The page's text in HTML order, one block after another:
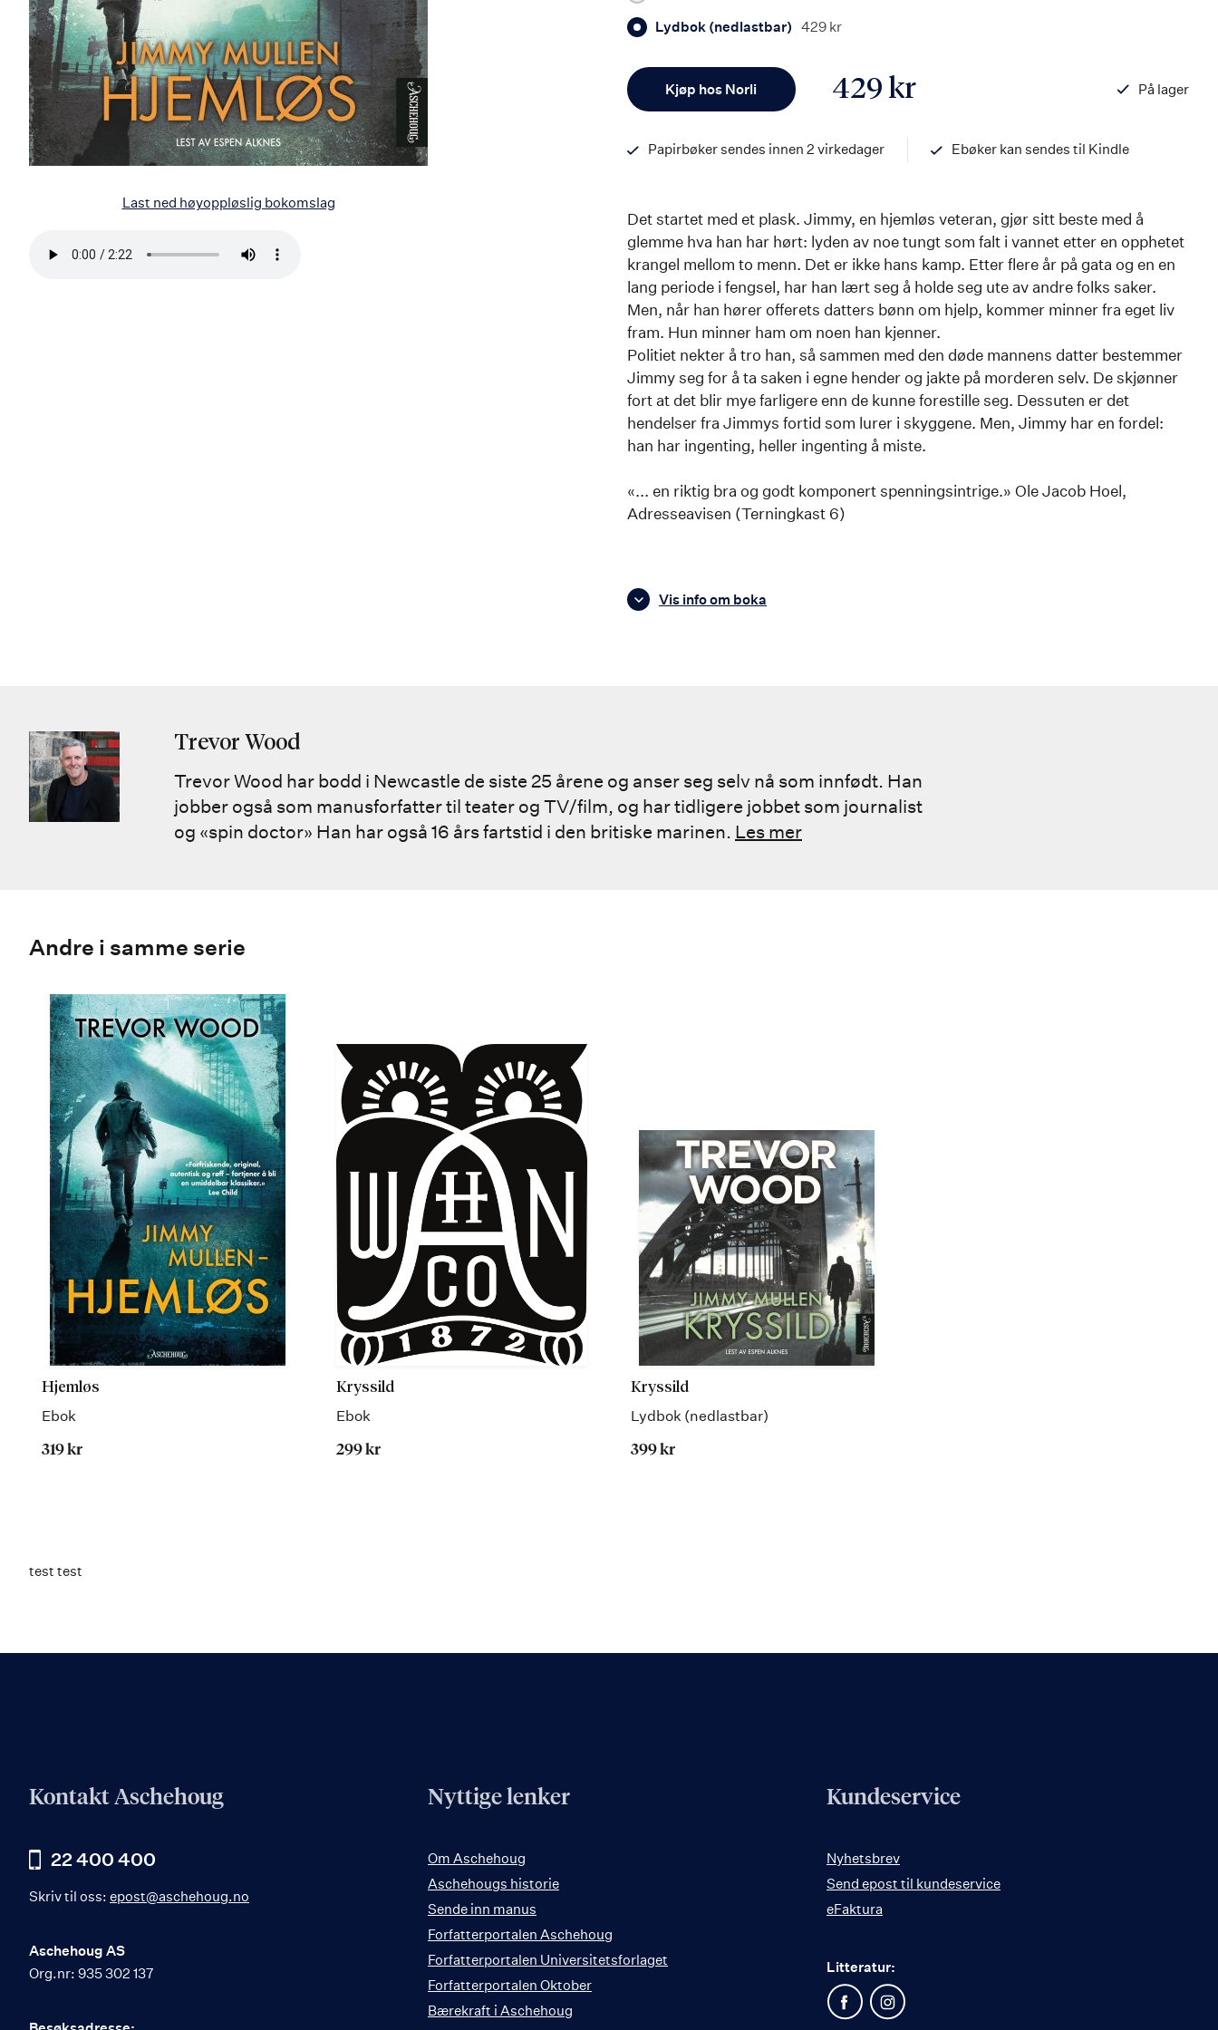
Last ned høyoppløslig bokomslag
Bla
Lydbok (nedlastbar) 429 kr
Kjøp hos Norli 429 kr
På lager
Papirbøker sendes innen 2 virkedager
Ebøker kan sendes til Kindle
Det startet med et plask. Jimmy, en hjemløs veteran, gjør sitt beste med å
glemme hva han har hørt: lyden av noe tungt som falt i vannet etter en opphetet
krangel mellom to menn. Det er ikke hans kamp. Etter flere år på gata og en en
lang periode i fengsel, har han lært seg å holde seg ute av andre folks saker.
Men, når han hører offerets datters bønn om hjelp, kommer minner fra eget liv
fram. Hun minner ham om noen han kjenner.
Politiet nekter å tro han, så sammen med den døde mannens datter bestemmer
Jimmy seg for å ta saken i egne hender og jakte på morderen selv. De skjønner
fort at det blir mye farligere enn de kunne forestille seg. Dessuten er det
hendelser fra Jimmys fortid som lurer i skyggene. Men, Jimmy har en fordel:
han har ingenting, heller ingenting å miste.
«... en riktig bra og godt komponert spenningsintrige.» Ole Jacob Hoel,
Adresseavisen (Terningkast 6)
Vis info om boka
Trevor Wood
Trevor Wood har bodd i Newcastle de siste 25 årene og anser seg selv nå som innfødt. Han
jobber også som manusforfatter til teater og TV/film, og har tidligere jobbet som journalist
og «spin doctor» Han har også 16 års fartstid i den britiske marinen. Les mer
Andre i samme serie
Hjemløs
Ebok
319 kr
Kryssild
Ebok
299 kr
Kryssild
Lydbok (nedlastbar)
399 kr
test test
Kontakt Aschehoug
22 400 400
Skriv til oss: epost@aschehoug.no
Aschehoug AS
Org.nr: 935 302 137
Nyttige lenker
Om Aschehoug
Aschehougs historie
Sende inn manus
Forfatterportalen Aschehoug
Forfatterportalen Universitetsforlaget
Forfatterportalen Oktober
Bærekraft i Aschehoug
Kundeservice
Nyhetsbrev
Send epost til kundeservice
eFaktura
Litteratur: